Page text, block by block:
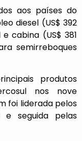
aos países do
diesel (US$ 392
cabina (US$ 381
semirreboques
produtos
nos nove
foi liderada pelos
e seguida pelas